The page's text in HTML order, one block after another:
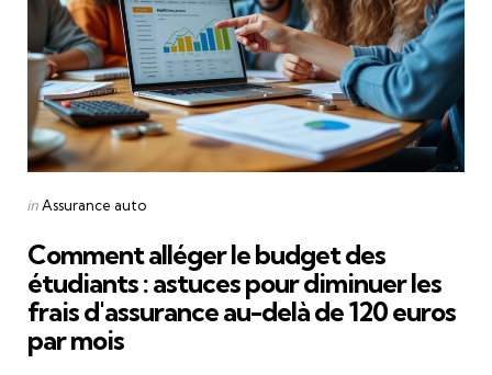
Posted
inAssurance auto
Comment alléger le budget des
étudiants : astuces pour diminuer les
frais d'assurance au-delà de 120 euros
par mois